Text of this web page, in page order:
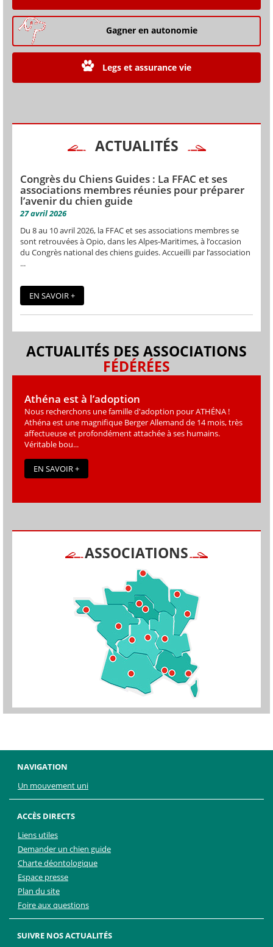
Gagner en autonomie
Legs et assurance vie
ACTUALITÉS
Congrès du Chiens Guides : La FFAC et ses
associations membres réunies pour préparer
l’avenir du chien guide
27 avril 2026
Du 8 au 10 avril 2026, la FFAC et ses associations membres se
sont retrouvées à Opio, dans les Alpes-Maritimes, à l’occasion
du Congrès national des chiens guides. Accueilli par l’association
...
EN SAVOIR +
ACTUALITÉS DES ASSOCIATIONS
FÉDÉRÉES
Athéna est à l’adoption
Nous recherchons une famille d'adoption pour ATHÉNA !
Athéna est une magniﬁque Berger Allemand de 14 mois, très
affectueuse et profondément attachée à ses humains.
Véritable bou...
EN SAVOIR +
ASSOCIATIONS
NAVIGATION
Un mouvement uni
ACCÈS DIRECTS
Liens utiles
Demander un chien guide
Charte déontologique
Espace presse
Plan du site
Foire aux questions
SUIVRE NOS ACTUALITÉS